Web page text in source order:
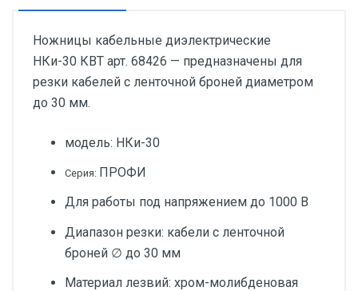
Ножницы кабельные диэлектрические
НКи-30 КВТ арт. 68426 — предназначены для
резки кабелей с ленточной броней диаметром
до 30 мм.
модель: НКи-30
Серия: ПРОФИ
Для работы под напряжением до 1000 В
Диапазон резки: кабели с ленточной
броней ∅ до 30 мм
Материал лезвий: хром-молибденовая